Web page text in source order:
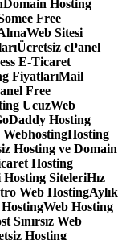
Domain Hosting
Free
Web Sitesi
Ücretsiz cPanel
E-Ticaret
FiyatlarıMail
Free
UcuzWeb
Hosting
Hosting
Hosting ve Domain
Hosting
SiteleriHız
Web HostingAylık
Web Hosting
Sınırsız Web
Hosting